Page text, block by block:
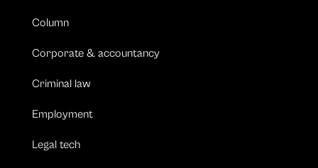
Column
Corporate & accountancy
Criminal law
Employment
Legal tech